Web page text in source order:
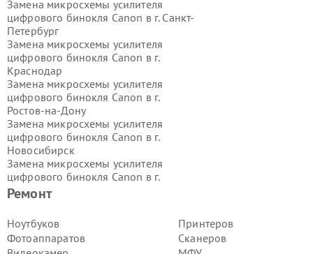
Ремонт
Ноутбуков
Фотоаппаратов
Принтеров
Сканеров
Замена микросхемы усилителя
цифрового бинокля Canon в г. Санкт-
Петербург
Замена микросхемы усилителя
цифрового бинокля Canon в г.
Краснодар
Замена микросхемы усилителя
цифрового бинокля Canon в г.
Ростов-на-Дону
Замена микросхемы усилителя
цифрового бинокля Canon в г.
Новосибирск
Замена микросхемы усилителя
цифрового бинокля Canon в г.
Екатеринбург
цифрового бинокля Canon в г.
Казань
Замена микросхемы усилителя